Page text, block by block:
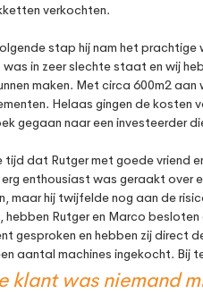
verkochten.
stap hij nam het
was in zeer slechte staat en wij
maken. Met circa 600m2
Helaas gingen de
gegaan naar een investeerder
tijd dat Rutger met goede vriend
enthousiast was geraakt over
maar hij twijfelde nog aan de
hebben Rutger en Marco
gesproken en hebben zij direct
aantal machines ingekocht. Bij
klant was niemand